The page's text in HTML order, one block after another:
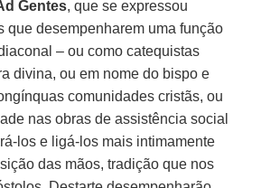
Gentes, que se expressou
que desempenharem uma função
– ou como catequistas
divina, ou em nome do bispo e
comunidades cristãs, ou
nas obras de assistência social
los e ligá-los mais intimamente
das mãos, tradição que nos